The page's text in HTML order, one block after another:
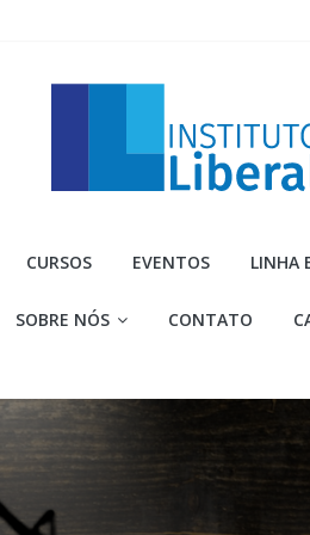
Liberal
a
mais
importante
da
CURSOS EVENTOS LINHA
SOBRE NÓS CONTATO